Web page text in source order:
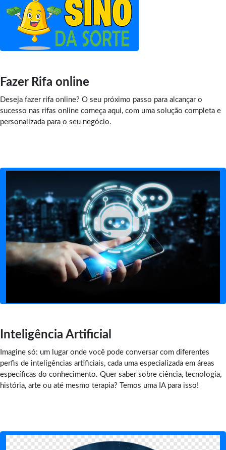
Fazer Rifa online
Deseja fazer rifa online? O seu próximo passo para alcançar o
sucesso nas rifas online começa aqui, com uma solução completa e
personalizada para o seu negócio.
Inteligência Artificial
Imagine só: um lugar onde você pode conversar com diferentes
perfis de inteligências artificiais, cada uma especializada em áreas
específicas do conhecimento. Quer saber sobre ciência, tecnologia,
história, arte ou até mesmo terapia? Temos uma IA para isso!